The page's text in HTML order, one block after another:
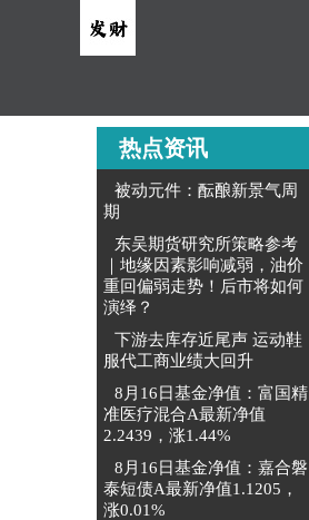
热点资讯
被动元件：酝酿新景气周
期
东吴期货研究所策略参考
｜地缘因素影响减弱，油价
重回偏弱走势！后市将如何
演绎？
下游去库存近尾声 运动鞋
服代工商业绩大回升
8月16日基金净值：富国精
准医疗混合A最新净值
2.2439，涨1.44%
8月16日基金净值：嘉合磐
泰短债A最新净值1.1205，
涨0.01%